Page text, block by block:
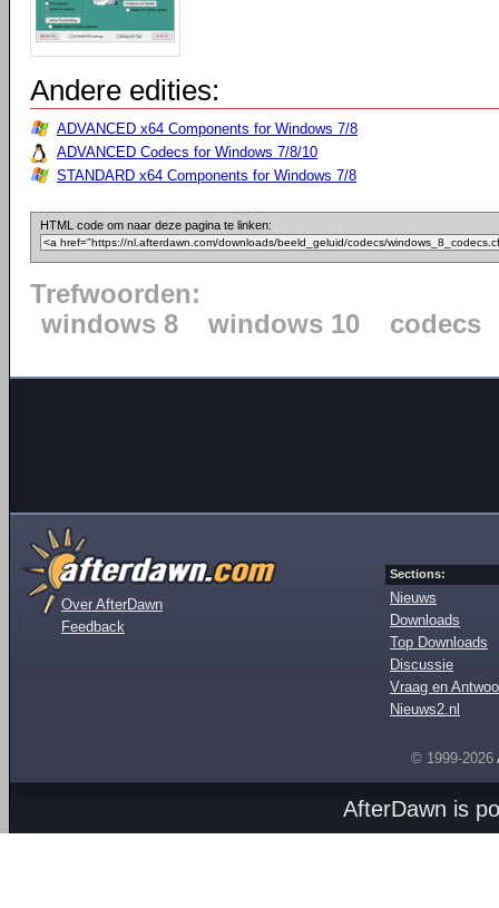
Andere edities:
ADVANCED x64 Components for Windows 7/8
ADVANCED Codecs for Windows 7/8/10
STANDARD x64 Components for Windows 7/8
HTML code om naar deze pagina te linken:
Trefwoorden:
windows 8
windows 10 codecs
Over AfterDawn
Feedback
Sections:
Nieuws
Downloads
Top Downloads
Discussie
Vraag en
Nieuws2.nl
© 1999-2026
AfterDawn is